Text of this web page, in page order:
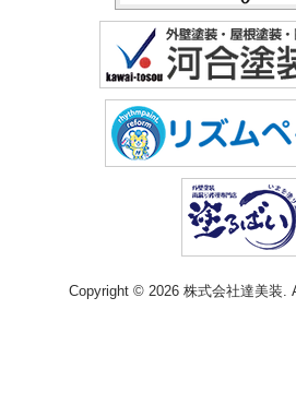
Copyright © 2026 株式会社達美装.